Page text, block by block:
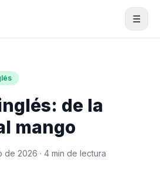
☰
de la
mango
de 2026 · 4 min de lectura